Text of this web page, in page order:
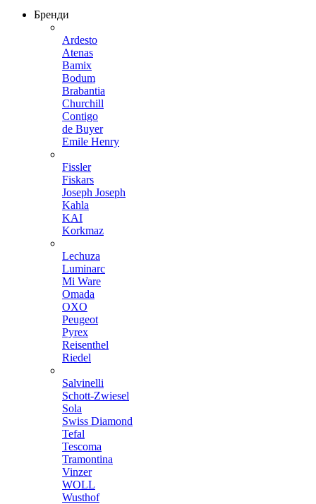
Бренди
Ardesto
Atenas
Bamix
Bodum
Brabantia
Churchill
Contigo
de Buyer
Emile Henry
Fissler
Fiskars
Joseph Joseph
Kahla
KAI
Korkmaz
Lechuza
Luminarc
Mi Ware
Omada
OXO
Peugeot
Pyrex
Reisenthel
Riedel
Salvinelli
Schott-Zwiesel
Sola
Swiss Diamond
Tefal
Tescoma
Tramontina
Vinzer
WOLL
Wusthof